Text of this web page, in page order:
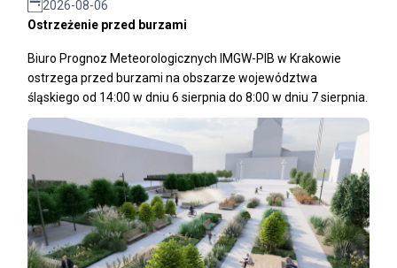
2026-08-06
Ostrzeżenie przed burzami
Biuro Prognoz Meteorologicznych IMGW-PIB w Krakowie
ostrzega przed burzami na obszarze województwa
śląskiego od 14:00 w dniu 6 sierpnia do 8:00 w dniu 7 sierpnia.